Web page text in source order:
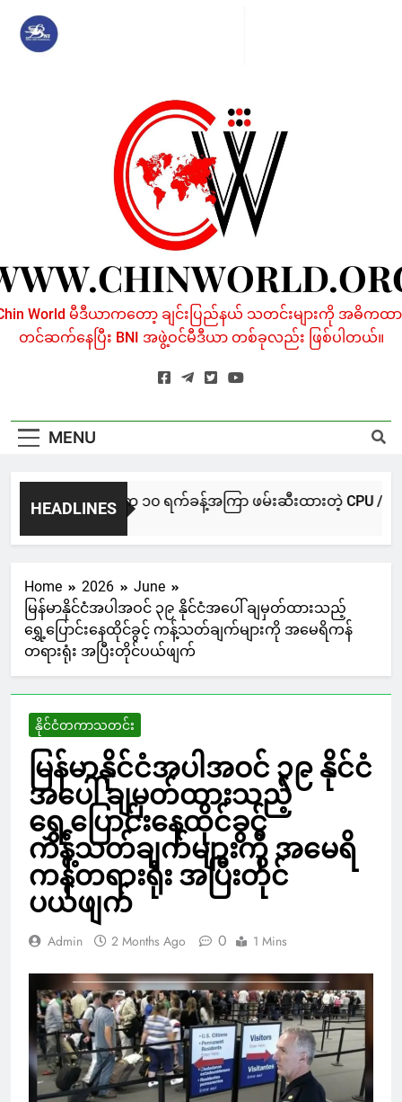
content
World မီဒီယာကတော့ ချင်းပြည်နယ် သတင်းများကို အဓိကထာ
တင်ဆက်နေပြီး BNI အဖွဲ့ဝင်မီဒီယာ တစ်ခုလည်း ဖြစ်ပါတယ်။
MENU
HEADLINES
NUG မကွေးအဖွဲ့က ၁၀ ရက်ခန့်အကြာ ဖမ်းဆီးထားတဲ့ CPU /
1 Day Ago
Home 2026
June
မြန်မာနိုင်ငံအပါအဝင် ၃၉ နိုင်ငံအပေါ် ချမှတ်ထားသည့်
ရွှေ့ပြောင်းနေထိုင်ခွင့် ကန့်သတ်ချက်များကို အမေရိကန်
တရားရုံး အပြီးတိုင်ပယ်ဖျက်
နိုင်ငံတကာသတင်း
မြန်မာနိုင်ငံအပါအဝင် ၃၉ နိုင်ငံ
အပေါ် ချမှတ်ထားသည့်
ရွှေ့ပြောင်းနေထိုင်ခွင့်
ကန့်သတ်ချက်များကို အမေရိ
ကန်တရားရုံး အပြီးတိုင်
ပယ်ဖျက်
Admin 2 Months Ago 0 1 Mins